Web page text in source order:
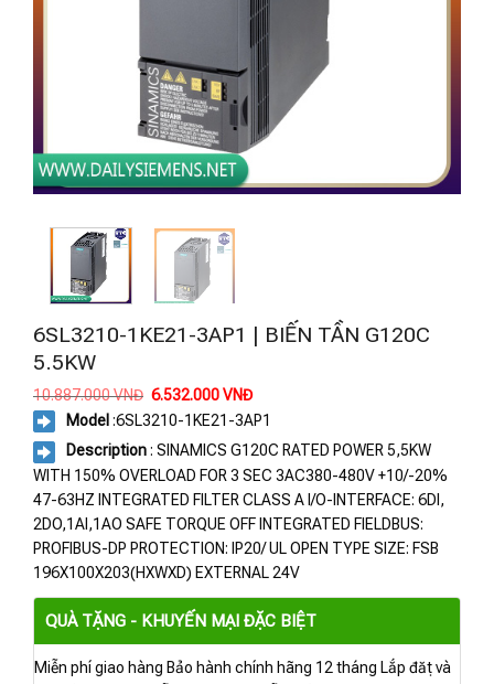
6SL3210-1KE21-3AP1 | BIẾN TẦN G120C
5.5KW
10.887.000VNĐ Giá
là:
10.887.000 VNĐ.
6.532.000VNĐGiá
tại
là:
6.532.000 VNĐ.
Model :6SL3210-1KE21-3AP1
Description: SINAMICS G120C RATED POWER 5,5KW
WITH 150% OVERLOAD FOR 3 SEC 3AC380-480V +10/-20%
47-63HZ INTEGRATED FILTER CLASS A I/O-INTERFACE: 6DI,
2DO,1AI,1AO SAFE TORQUE OFF INTEGRATED FIELDBUS:
PROFIBUS-DP PROTECTION: IP20/ UL OPEN TYPE SIZE: FSB
196X100X203(HXWXD) EXTERNAL 24V
QUÀ TẶNG - KHUYẾN MẠI ĐẶC BIỆT
Miễn phí giao hàng Bảo hành chính hãng 12 tháng Lắp đặt và